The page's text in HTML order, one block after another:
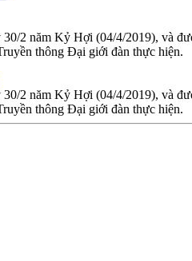
2 năm Kỷ Hợi (04/4/2019), và
thông Đại giới đàn thực hiện.
2 năm Kỷ Hợi (04/4/2019), và
thông Đại giới đàn thực hiện.